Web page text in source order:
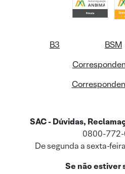
B3 BSM
SAC - Dúvidas,
0800-
De segunda a sexta-
Se não estiver